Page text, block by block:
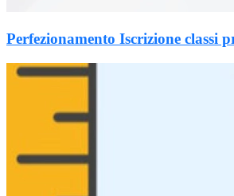
Perfezionamento Iscrizione classi